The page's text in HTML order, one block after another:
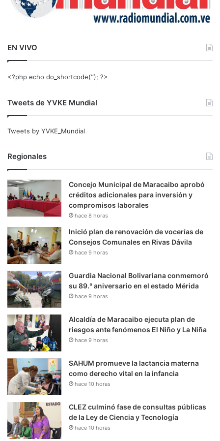
EN VIVO
<?php echo do_shortcode(‘‘); ?>
Tweets de YVKE Mundial
Tweets by YVKE_Mundial
Regionales
Concejo Municipal de Maracaibo aprobó
créditos adicionales para inversión y
compromisos laborales
hace 8 horas
Inició plan de renovación de vocerías de
Consejos Comunales en Rivas Dávila
hace 9 horas
Guardia Nacional Bolivariana conmemoró
su 89.° aniversario en el estado Mérida
hace 9 horas
Alcaldía de Maracaibo ejecuta plan de
riesgos ante fenómenos El Niño y La Niña
hace 9 horas
SAHUM promueve la lactancia materna
como derecho vital en la infancia
hace 10 horas
CLEZ culminó fase de consultas públicas
de la Ley de Ciencia y Tecnología
hace 10 horas